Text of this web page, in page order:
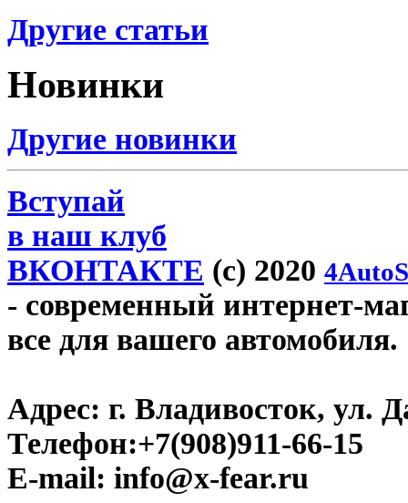
Другие статьи
Новинки
Другие новинки
Вступай
в наш клуб
ВКОНТАКТЕ (c) 2020
- современный интернет-
все для вашего автомобиля.
Адрес: г. Владивосток, ул.
Телефон:+7(908)911-66-15
E-mail: info@x-fear.ru